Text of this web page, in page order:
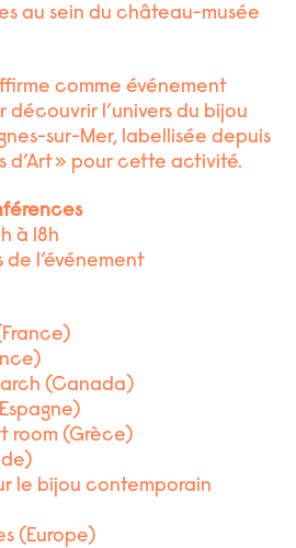
au sein du château-musée
comme événement
l’univers du bijou
sur-Mer, labellisée depuis
d’Art » pour cette activité.
à 18h
de l’événement
(Canada)
room (Grèce)
le bijou contemporain
(Europe)